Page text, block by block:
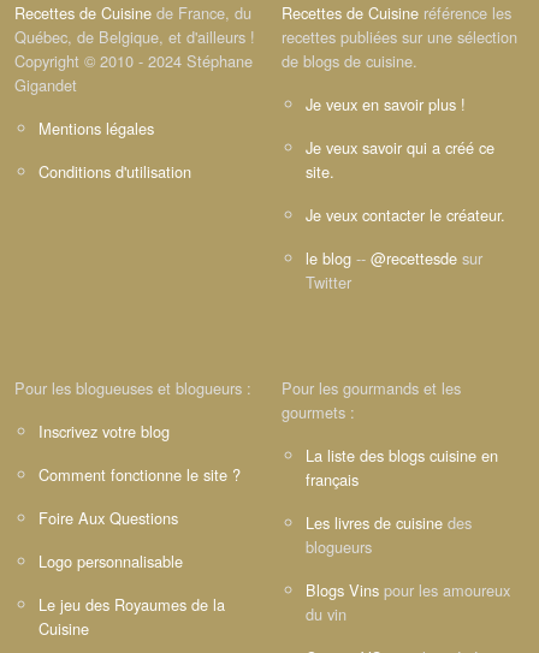
Recettes de Cuisine de France, du
Québec, de Belgique, et d'ailleurs !
Copyright © 2010 - 2024 Stéphane
Gigandet
Mentions légales
Conditions d'utilisation
Recettes de Cuisine référence les
recettes publiées sur une sélection
de blogs de cuisine.
Je veux en savoir plus !
Je veux savoir qui a créé ce
site.
Je veux contacter le créateur.
le blog -- @recettesde sur
Twitter
Pour les blogueuses et blogueurs :
Inscrivez votre blog
Comment fonctionne le site ?
Foire Aux Questions
Logo personnalisable
Le jeu des Royaumes de la
Cuisine
Pour les gourmands et les
gourmets :
La liste des blogs cuisine en
français
Les livres de cuisine des
blogueurs
Blogs Vins pour les amoureux
du vin